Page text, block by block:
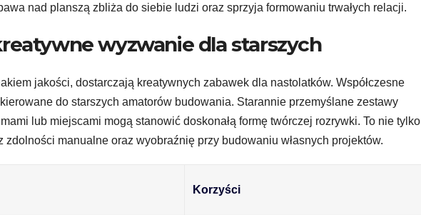
nad planszą zbliża do siebie ludzi oraz sprzyja formowaniu trwałych relacji.
wyzwanie dla starszych
jakości, dostarczają kreatywnych zabawek dla nastolatków. Współczesne
do starszych amatorów budowania. Starannie przemyślane zestawy
lub miejscami mogą stanowić doskonałą formę twórczej rozrywki. To nie tylko
zdolności manualne oraz wyobraźnię przy budowaniu własnych projektów.
Korzyści